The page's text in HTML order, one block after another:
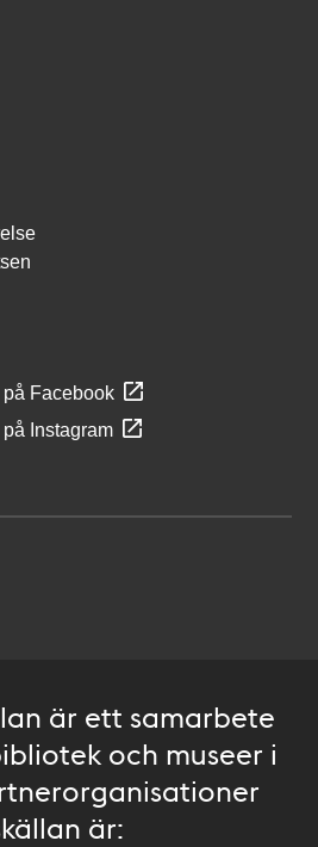
Facebook
Instagram
är ett samarbete
och museer i
är: